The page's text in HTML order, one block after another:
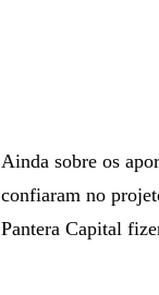
Ainda sobre os
confiaram no
Pantera Capital